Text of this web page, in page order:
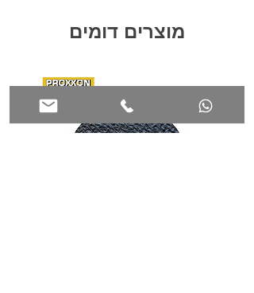
מוצרים דומים